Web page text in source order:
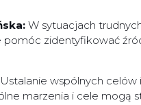
W sytuacjach
zidentyfikować
Ustalanie wspólnych celów
marzenia i cele mogą